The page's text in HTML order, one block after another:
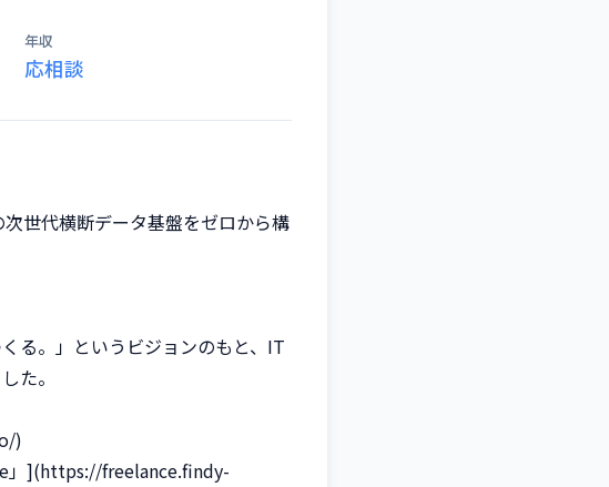
年収
応相談
世代横断データ基盤をゼロから構
る。」というビジョンのもと、IT
た。
)
」](https://freelance.findy-